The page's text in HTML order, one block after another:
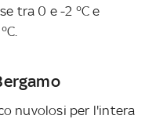
tra 0 e -2 °C e
nuvolosi per l'intera